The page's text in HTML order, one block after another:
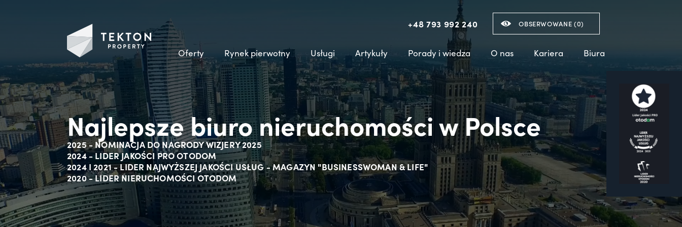
+48 793 992 240 OBSERWOWANE (0)
Oferty Rynek pierwotny Usługi Artykuły Porady i wiedza O nas Kariera Biura
Najlepsze biuro nieruchomości w Polsce
2025 - NOMINACJA DO NAGRODY WIZJERY 2025
2024 - LIDER JAKOŚCI PRO OTODOM
2024 I 2021 - LIDER NAJWYŻSZEJ JAKOŚCI USŁUG - MAGAZYN "BUSINESSWOMAN & LIFE"
2020 - LIDER NIERUCHOMOŚCI OTODOM